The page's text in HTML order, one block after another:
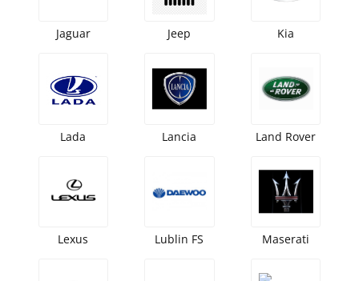
Jaguar Jeep Kia
Lada Lancia Land Rover
Lexus Lublin FS Maserati